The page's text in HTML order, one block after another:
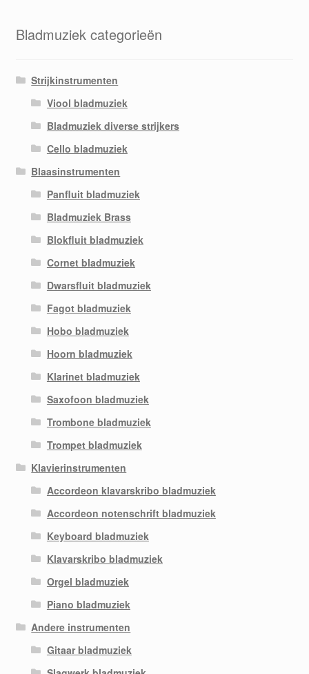
Bladmuziek categorieën
Strijkinstrumenten
Viool bladmuziek
Bladmuziek diverse strijkers
Cello bladmuziek
Blaasinstrumenten
Panfluit bladmuziek
Bladmuziek Brass
Blokfluit bladmuziek
Cornet bladmuziek
Dwarsfluit bladmuziek
Fagot bladmuziek
Hobo bladmuziek
Hoorn bladmuziek
Klarinet bladmuziek
Saxofoon bladmuziek
Trombone bladmuziek
Trompet bladmuziek
Klavierinstrumenten
Accordeon klavarskribo bladmuziek
Accordeon notenschrift bladmuziek
Keyboard bladmuziek
Klavarskribo bladmuziek
Orgel bladmuziek
Piano bladmuziek
Andere instrumenten
Gitaar bladmuziek